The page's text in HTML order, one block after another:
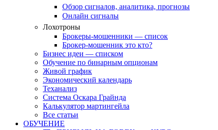
Обзор сигналов, аналитика, прогнозы
Онлайн сигналы
Лохотроны
Брокеры-мошенники — список
Брокер-мошенник это кто?
Бизнес идеи — списком
Обучение по бинарным опционам
Живой график
Экономический календарь
Теханализ
Система Оскара Грайнда
Калькулятор мартингейла
Все статьи
ОБУЧЕНИЕ